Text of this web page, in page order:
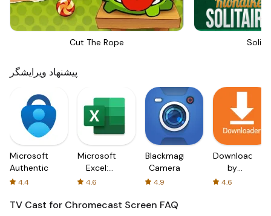
Cut The Rope
پیشنهاد ویرایشگر
Microsoft
Authenticator
4.4
Microsoft
Excel:
Spreadsheets
4.6
Blackmagic
Camera
4.9
Downloader
by
AFTVnews
4.6
TV Cast for Chromecast Screen FAQ